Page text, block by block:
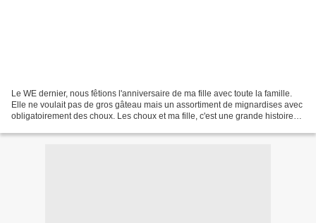
Le WE dernier, nous fêtions l'anniversaire de ma fille avec toute la famille.
Elle ne voulait pas de gros gâteau mais un assortiment de mignardises avec
obligatoirement des choux. Les choux et ma fille, c'est une grande histoire